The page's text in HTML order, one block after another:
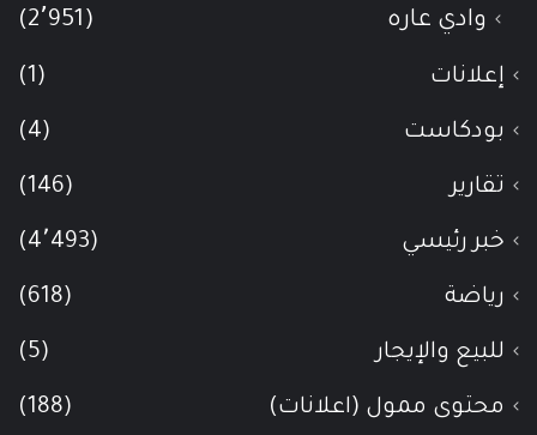
وادي عاره (2٬951)
إعلانات (1)
بودكاست (4)
تقارير (146)
خبر رئيسي (4٬493)
رياضة (618)
للبيع والإيجار (5)
محتوى ممول (اعلانات) (188)